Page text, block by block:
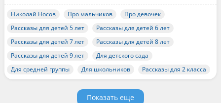
Николай Носов Про мальчиков
Про девочек
Рассказы для детей 5 лет
Рассказы для детей 6 лет
Рассказы для детей 7 лет
Рассказы для детей 8 лет
Рассказы для детей 9 лет
Для детского сада
Для средней группы
Для школьников Рассказы для 2 класса
Показать еще